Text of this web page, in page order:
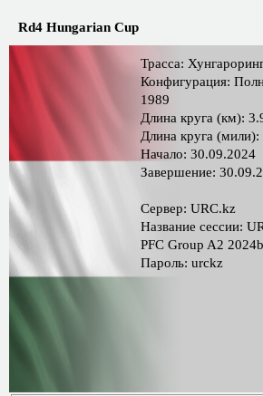
Rd4 Hungarian Сup
Трасса:
Конфигурация:
1989
Длина круга (км):
Длина круга
Начало: 30.09.2024
Завершение:
Сервер: URC.kz
Название сессии:
PFC Group A2 2024b
Пароль: urckz